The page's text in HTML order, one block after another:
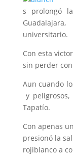
s prolongó
universitario.
Con esta
sin perder
Aun cuando
y
Tapatío.
Con apenas
presionó la
rojiblanco a